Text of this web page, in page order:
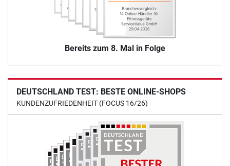
Bereits zum 8. Mal in Folge
DEUTSCHLAND TEST: BESTE ONLINE-SHOPS
KUNDENZUFRIEDENHEIT (FOCUS 16/26)